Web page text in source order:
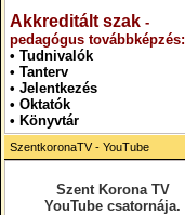
Akkreditált szak -
pedagógus továbbképzés:
• Tudnivalók
• Tanterv
• Jelentkezés
• Oktatók
• Könyvtár
SzentkoronaTV - YouTube
Szent Korona TV
YouTube csatornája.